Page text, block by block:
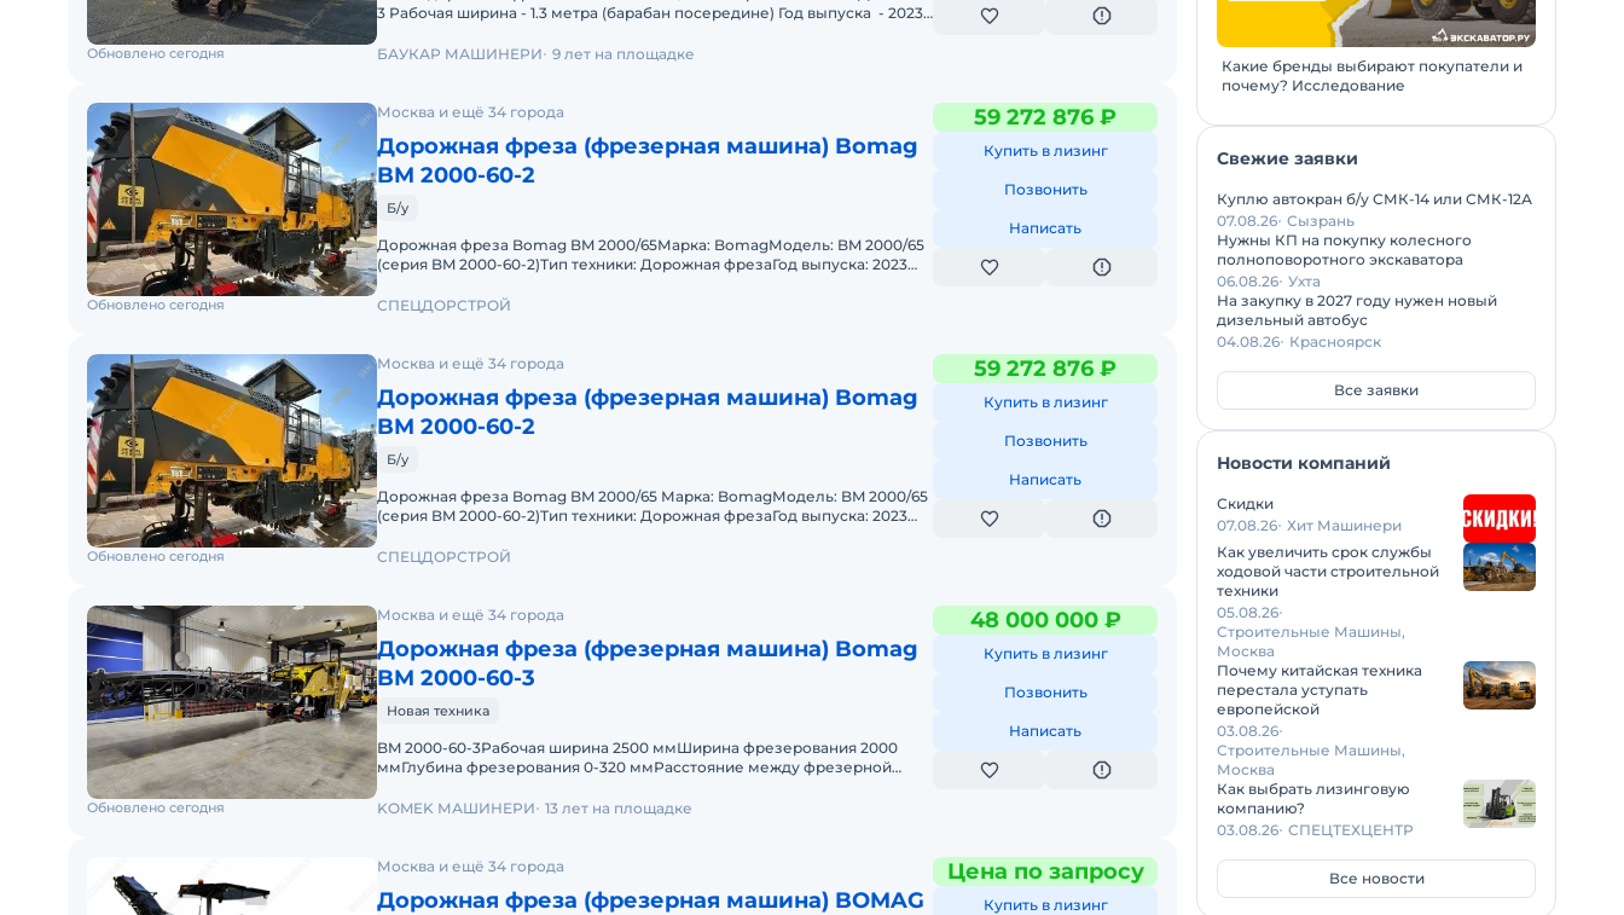
3 Рабочая ширина - 1.3 метра (барабан посередине) Год выпуска - 2023
Обновлено сегодня БАУКАР МАШИНЕРИ 9 лет на площадке
Москва и ещё 34 города
Дорожная фреза (фрезерная машина) Bomag
BM 2000-60-2
Б/у
Дорожная фреза Bomag BM 2000/65Марка: BomagМодель: BM 2000/65
(серия BM 2000-60-2)Тип техники: Дорожная фрезаГод выпуска: 2023
59 272 876 ₽
Купить в лизинг
Позвонить
Написать
Обновлено сегодня СПЕЦДОРСТРОЙ
Москва и ещё 34 города
Дорожная фреза (фрезерная машина) Bomag
BM 2000-60-2
Б/у
Дорожная фреза Bomag BM 2000/65 Марка: BomagМодель: BM 2000/65
(серия BM 2000-60-2)Тип техники: Дорожная фрезаГод выпуска: 2023
59 272 876 ₽
Купить в лизинг
Позвонить
Написать
Обновлено сегодня СПЕЦДОРСТРОЙ
Москва и ещё 34 города
Дорожная фреза (фрезерная машина) Bomag
BM 2000-60-3
Новая техника
BM 2000-60-3Рабочая ширина 2500 ммШирина фрезерования 2000
ммГлубина фрезерования 0-320 ммРасстояние между фрезерной
48 000 000 ₽
Купить в лизинг
Позвонить
Написать
Обновлено сегодня KOMEK МАШИНЕРИ 13 лет на площадке
Москва и ещё 34 города
Дорожная фреза (фрезерная машина) BOMAG
Цена по запросу
Купить в лизинг
Какие бренды выбирают покупатели и
почему? Исследование
Свежие заявки
Куплю автокран б/у СМК-14 или СМК-12А
07.08.26 Сызрань
Нужны КП на покупку колесного
полноповоротного экскаватора
06.08.26 Ухта
На закупку в 2027 году нужен новый
дизельный автобус
04.08.26 Красноярск
Все заявки
Новости компаний
Скидки
07.08.26 Хит Машинери
Как увеличить срок службы
ходовой части строительной
техники
05.08.26
Строительные Машины,
Москва
Почему китайская техника
перестала уступать
европейской
03.08.26
Строительные Машины,
Москва
Как выбрать лизинговую
компанию?
03.08.26 СПЕЦТЕХЦЕНТР
Все новости